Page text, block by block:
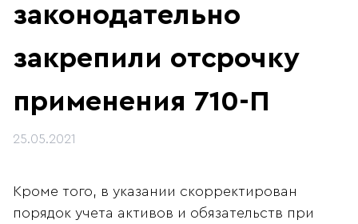
законодательно
закрепили отсрочку
применения 710-П
25.05.2021
Кроме того, в указании скорректирован
порядок учета активов и обязательств при